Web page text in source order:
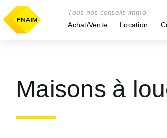
Tous nos conseils immo
Achat/Vente
Location
Maisons à